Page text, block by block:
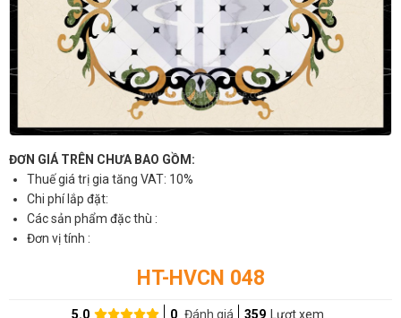
ĐƠN GIÁ TRÊN CHƯA BAO GỒM:
Thuế giá trị gia tăng VAT: 10%
Chi phí lắp đặt:
Các sản phẩm đặc thù :
Đơn vị tính :
HT-HVCN 048
5.0 0 Đánh giá 359 Lượt xem